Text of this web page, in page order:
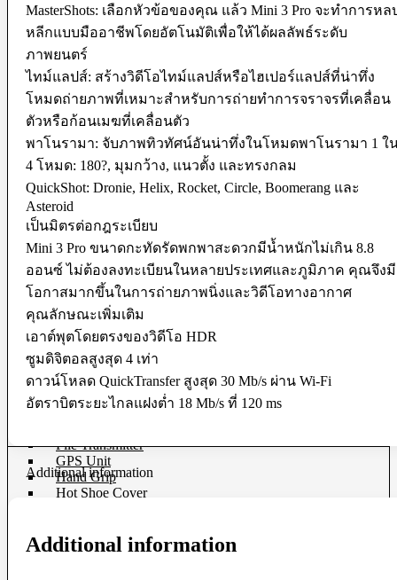
Air Blower
Cleaning Cloth
Clever Cleaner
Cleaning Kits
Cleaning Paper
Film Cleaning Supplies
Lenses Cleaner
Maintenance Cartridge
Sensor Cleaner
Tripod & Monopod
Ball Head
Geared Head
Monopod
Pan Head
Plate & Quick Release
Smartphone Clamp
Selfie Stick
Smartphone Holder
Tripod & Monopod Spares Part
Star Tracker
Tripod
Camera Accessories
Clip Filter Sensor
File Transmitter
GPS Unit
Hand Grip
Hot Shoe Cover
Shutter Release
USB Cable
MasterShots: เลือกหัวข้อของคุณ แล้ว Mini 3 Pro จะทำการหล
หลีกแบบมืออาชีพโดยอัตโนมัติเพื่อให้ได้ผลลัพธ์ระดับ
ภาพยนตร์
ไทม์แลปส์: สร้างวิดีโอไทม์แลปส์หรือไฮเปอร์แลปส์ที่น่าทึ่ง
โหมดถ่ายภาพที่เหมาะสำหรับการถ่ายทำการจราจรที่เคลื่อน
ตัวหรือก้อนเมฆที่เคลื่อนตัว
พาโนรามา: จับภาพทิวทัศน์อันน่าทึ่งในโหมดพาโนรามา 1 ใ
4 โหมด: 180?, มุมกว้าง, แนวตั้ง และทรงกลม
QuickShot: Dronie, Helix, Rocket, Circle, Boomerang และ
Asteroid
เป็นมิตรต่อกฎระเบียบ
Mini 3 Pro ขนาดกะทัดรัดพกพาสะดวกมีน้ำหนักไม่เกิน 8.8
ออนซ์ ไม่ต้องลงทะเบียนในหลายประเทศและภูมิภาค คุณจึงมี
โอกาสมากขึ้นในการถ่ายภาพนิ่งและวิดีโอทางอากาศ
คุณลักษณะเพิ่มเติม
เอาต์พุตโดยตรงของวิดีโอ HDR
ซูมดิจิตอลสูงสุด 4 เท่า
ดาวน์โหลด QuickTransfer สูงสุด 30 Mb/s ผ่าน Wi-Fi
อัตราบิตระยะไกลแฝงต่ำ 18 Mb/s ที่ 120 ms
Additional information
Additional information